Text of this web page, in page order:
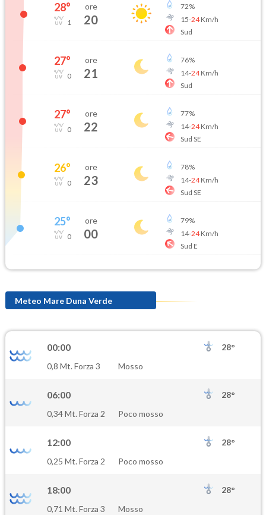
28°
1
ore
20
72%
15-24Km/h
Sud
27°
0
ore
21
76%
14-24Km/h
Sud
27°
0
ore
22
77%
14-24Km/h
Sud SE
26°
0
ore
23
78%
14-24Km/h
Sud SE
25°
0
ore
00
79%
14-24Km/h
Sud E
Meteo Mare Duna Verde
00:00
28°
0,8 Mt. Forza 3
Mosso
06:00
28°
0,34 Mt. Forza 2
Poco mosso
12:00
28°
0,25 Mt. Forza 2
Poco mosso
18:00
28°
0,71 Mt. Forza 3
Mosso